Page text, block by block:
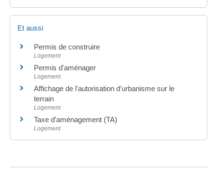
Et aussi
Permis de construire
Logement
Permis d'aménager
Logement
Affichage de l'autorisation d'urbanisme sur le
terrain
Logement
Taxe d'aménagement (TA)
Logement